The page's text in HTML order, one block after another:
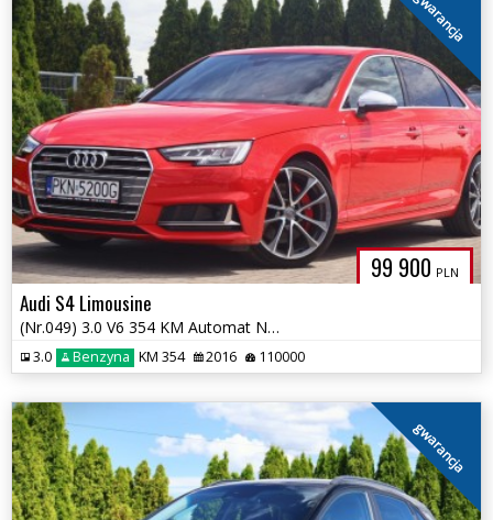
99 900 PLN
gwarancja
Audi S4 Limousine
(Nr.049) 3.0 V6 354 KM Automat Navi Kamera HUD Skóry Gwarancja!!!
3.0 Benzyna KM 354 2016 110000
gwarancja